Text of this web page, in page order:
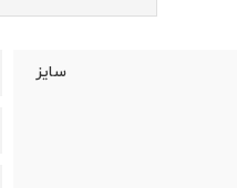
سایز